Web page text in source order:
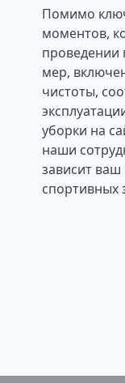
Помимо
моментов,
проведении
мер,
чистоты,
уборки на
наши
зависит
спортивных